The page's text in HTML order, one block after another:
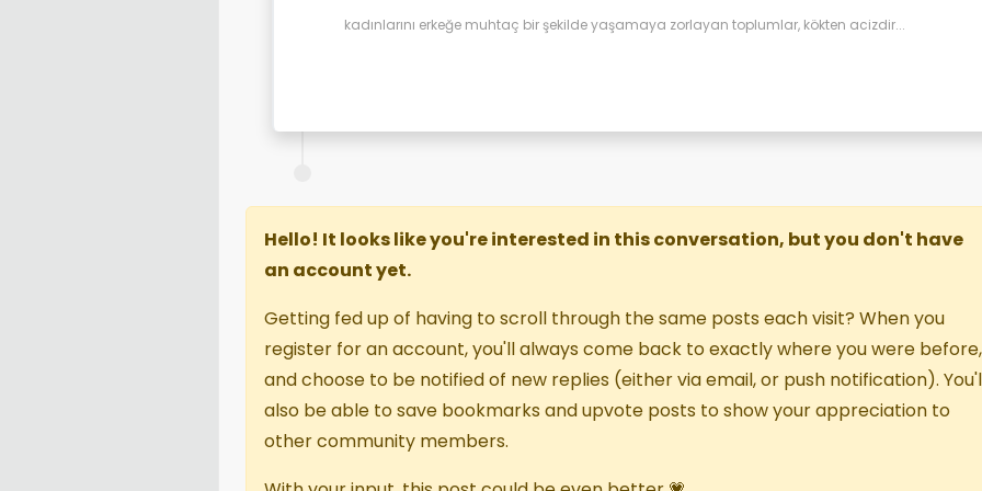
kadınlarını erkeğe muhtaç bir şekilde yaşamaya zorlayan toplumlar, kökten acizdir...
Hello! It looks like you're interested in this conversation, but you don't have
an account yet.
Getting fed up of having to scroll through the same posts each visit? When you
register for an account, you'll always come back to exactly where you were before,
and choose to be notified of new replies (either via email, or push notification).
also be able to save bookmarks and upvote posts to show your appreciation to
other community members.